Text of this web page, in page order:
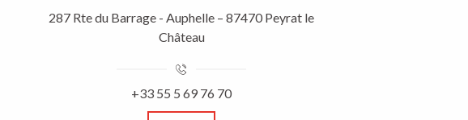
287 Rte du Barrage - Auphelle – 87470 Peyrat le
Château
+33 55 5 69 76 70